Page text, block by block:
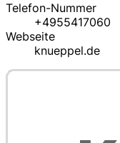
Telefon-Nummer
+4955417060
Webseite
knueppel.de